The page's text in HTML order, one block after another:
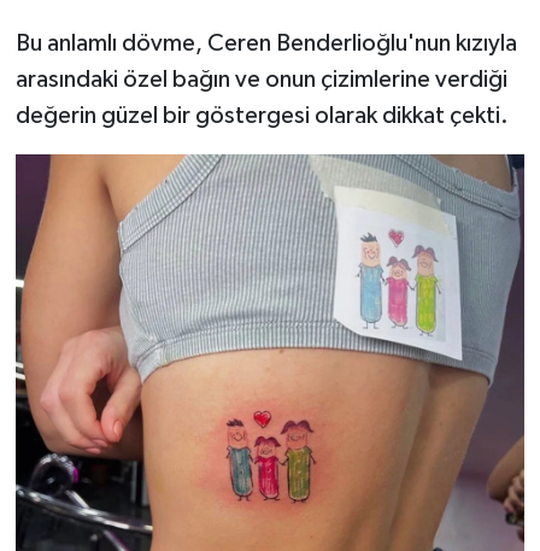
Bu anlamlı dövme, Ceren Benderlioğlu'nun kızıyla
arasındaki özel bağın ve onun çizimlerine verdiği
değerin güzel bir göstergesi olarak dikkat çekti.